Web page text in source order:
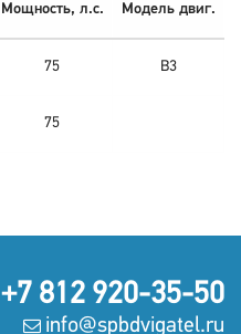
Мощность, л.с. Модель двиг.
75 B3
75
+7 812 920-35-50
info@spbdvigatel.ru